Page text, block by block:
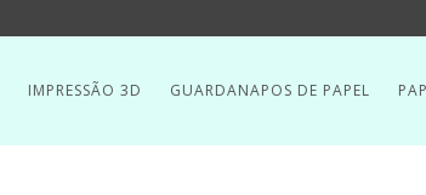
IMPRESSÃO 3D GUARDANAPOS DE PAPEL